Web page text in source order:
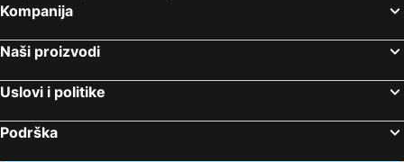
Kompanija
Naši proizvodi
Uslovi i politike
Podrška